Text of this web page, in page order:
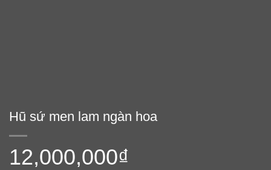
Hũ sứ men lam ngàn hoa
12,000,000₫